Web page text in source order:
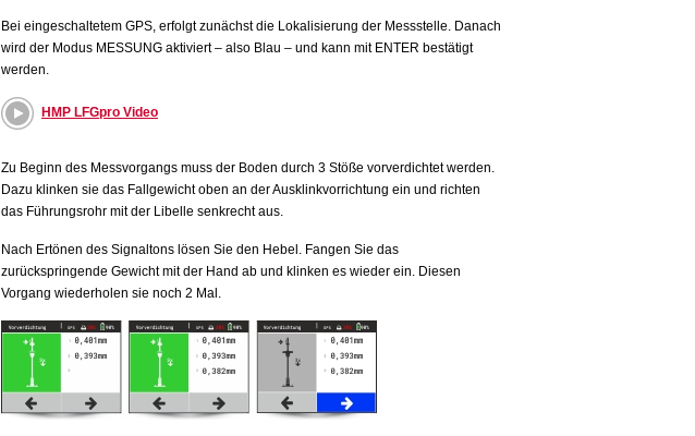
Bei eingeschaltetem GPS, erfolgt zunächst die Lokalisierung der Messstelle. Danach
wird der Modus MESSUNG aktiviert – also Blau – und kann mit ENTER bestätigt
werden.
HMP LFGpro Video
Zu Beginn des Messvorgangs muss der Boden durch 3 Stöße vorverdichtet werden.
Dazu klinken sie das Fallgewicht oben an der Ausklinkvorrichtung ein und richten
das Führungsrohr mit der Libelle senkrecht aus.
Nach Ertönen des Signaltons lösen Sie den Hebel. Fangen Sie das
zurückspringende Gewicht mit der Hand ab und klinken es wieder ein. Diesen
Vorgang wiederholen sie noch 2 Mal.